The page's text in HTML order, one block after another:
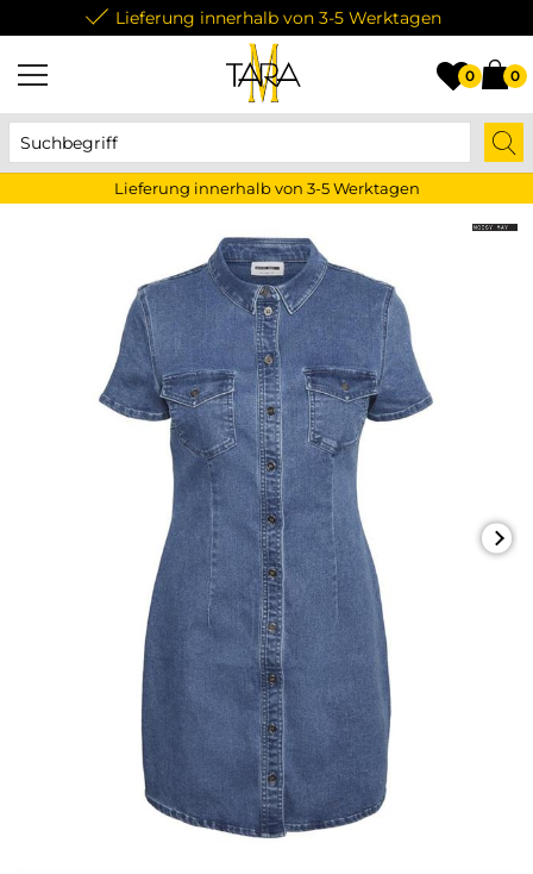
Lieferung innerhalb von 3-5 Werktagen
0 0
Lieferung innerhalb von 3-5 Werktagen